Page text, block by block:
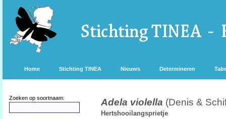
Home Stichting TINEA Nieuws Determineren
Zoeken op soortnaam: Adela violella (Denis &
Hertshooilangsprietje